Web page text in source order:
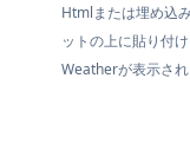
Htmlまたは埋め込
ットの上に貼り付
Weatherが表示され